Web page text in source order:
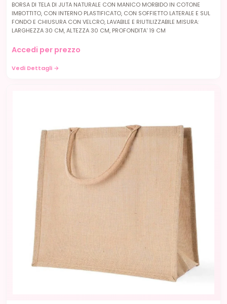
BORSA DI TELA DI JUTA NATURALE CON MANICO MORBIDO IN COTONE
IMBOTTITO, CON INTERNO PLASTIFICATO, CON SOFFIETTO LATERALE E SUL
FONDO E CHIUSURA CON VELCRO, LAVABILE E RIUTILIZZABILE MISURA:
LARGHEZZA 30 CM, ALTEZZA 30 CM, PROFONDITA' 19 CM
Accedi per prezzo
Vedi Dettagli →